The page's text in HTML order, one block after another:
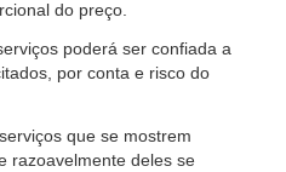
do preço.
poderá ser confiada a
por conta e risco do
que se mostrem
razoavelmente deles se